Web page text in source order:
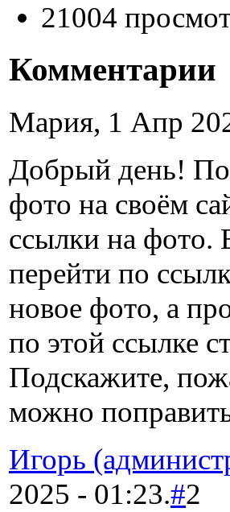
21004
Комментарии
Мария, 1 Апр
Добрый день!
фото на своём
ссылки на фото.
перейти по
новое фото, а
по этой ссылке
Подскажите,
можно
Игорь
2025 - 01:23.#2